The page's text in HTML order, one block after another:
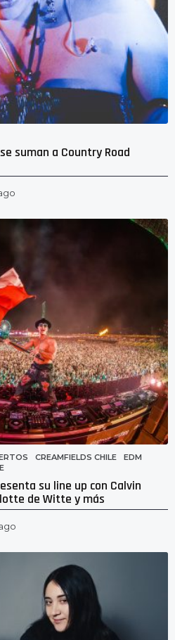
suman a Country Road
o
a
g
o
,CREAMFIELDS CHILE ,EDM
su line up con Calvin
de Witte y más
o
o